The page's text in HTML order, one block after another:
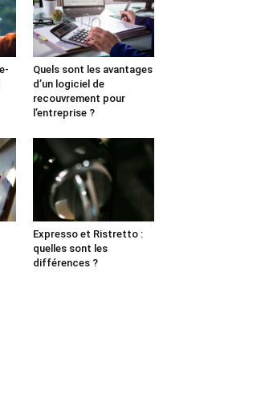
Quels sont les avantages
d’un logiciel de
recouvrement pour
l’entreprise ?
Expresso et Ristretto :
quelles sont les
différences ?